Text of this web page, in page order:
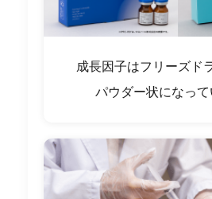
成長因子はフリーズド
パウダー状になって